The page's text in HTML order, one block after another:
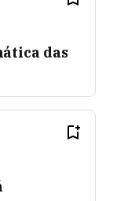
das